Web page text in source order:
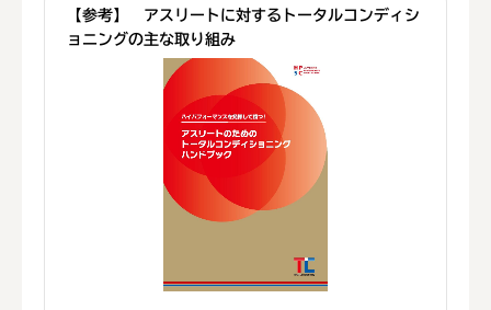
【参考】 アスリートに対するトータルコンディシ
ョニングの主な取り組み